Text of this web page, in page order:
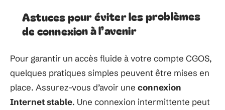
Astuces pour éviter les problèmes
de connexion à l’avenir
Pour garantir un accès fluide à votre compte CGOS,
quelques pratiques simples peuvent être mises en
place. Assurez-vous d’avoir une connexion
Internet stable. Une connexion intermittente peut